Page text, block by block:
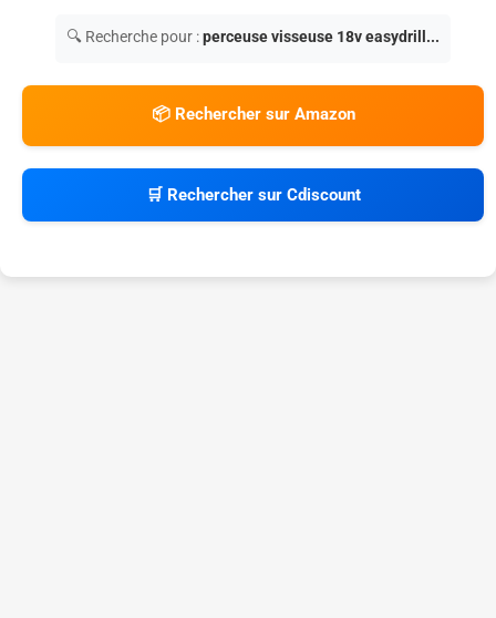
🔍 Recherche pour :perceuse visseuse 18v easydrill...
📦 Rechercher sur Amazon
🛒 Rechercher sur Cdiscount